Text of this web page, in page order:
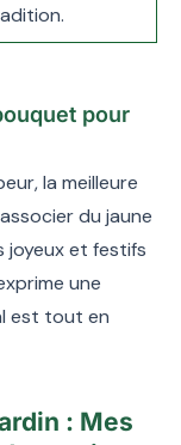
pour
la meilleure
du jaune
joyeux et festifs
une
est tout en
: Mes